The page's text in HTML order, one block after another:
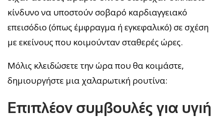
κίνδυνο να υποστούν σοβαρό καρδιαγγειακό
επεισόδιο (όπως έμφραγμα ή εγκεφαλικό) σε σχέση
με εκείνους που κοιμούνταν σταθερές ώρες.
Μόλις κλειδώσετε την ώρα που θα κοιμάστε,
δημιουργήστε μια χαλαρωτική ρουτίνα:
Επιπλέον συμβουλές για υγιή